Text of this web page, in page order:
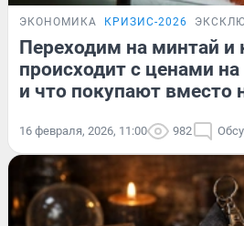
ЭКОНОМИКА КРИЗИС-2026
Переходим на минтай и
происходит с ценами
и что покупают вместо
16 февраля, 2026, 11:00 982